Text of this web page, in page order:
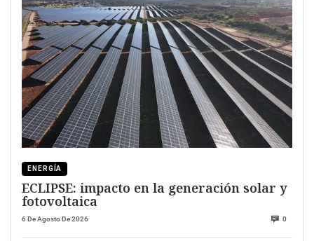
ENERGÍA
ECLIPSE: impacto en la generación solar y
fotovoltaica
6 De Agosto De 2026 0